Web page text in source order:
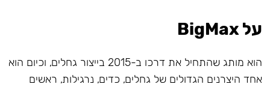
על BigMax
הוא מותג שהתחיל את דרכו ב-2015 בייצור גחלים, וכיום הוא
אחד היצרנים הגדולים של גחלים, כדים, נרגילות, ראשים